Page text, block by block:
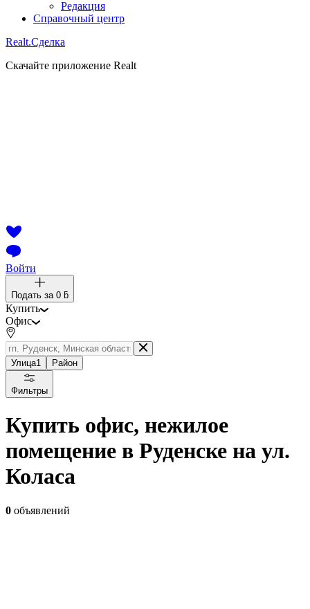
Редакция
Справочный центр
Realt.Сделка
Скачайте приложение Realt
Войти
Подать за 0 ƃ
Купить
Офис
Улица1 Район
Фильтры
Купить офис, нежилое
помещение в Руденске на ул.
Коласа
0 объявлений